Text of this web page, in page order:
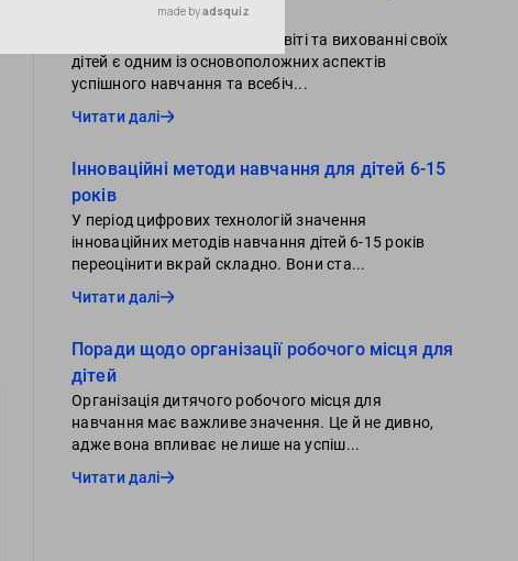
процесі дітей
Активна участь батьків в освіті та вихованні своїх
дітей є одним із основоположних аспектів
успішного навчання та всебіч...
Читати далі
Інноваційні методи навчання для дітей 6-15
років
У період цифрових технологій значення
інноваційних методів навчання дітей 6-15 років
переоцінити вкрай складно. Вони ста...
Читати далі
Поради щодо організації робочого місця для
дітей
Організація дитячого робочого місця для
навчання має важливе значення. Це й не дивно,
адже вона впливає не лише на успіш...
Читати далі